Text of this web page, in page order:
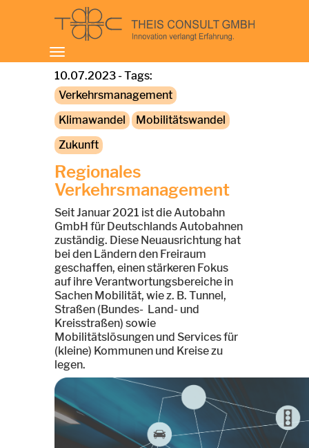
Toggle
navigation
10.07.2023 - Tags:
Verkehrsmanagement
Klimawandel
Mobilitätswandel
Zukunft
Regionales
Verkehrsmanagement
Seit Januar 2021 ist die Autobahn
GmbH für Deutschlands Autobahnen
zuständig. Diese Neuausrichtung hat
bei den Ländern den Freiraum
geschaffen, einen stärkeren Fokus
auf ihre Verantwortungsbereiche in
Sachen Mobilität, wie z. B. Tunnel,
Straßen (Bundes- Land- und
Kreisstraßen) sowie
Mobilitätslösungen und Services für
(kleine) Kommunen und Kreise zu
legen.